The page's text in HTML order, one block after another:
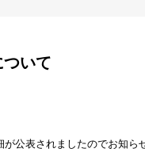
いて
公表されましたのでお知ら